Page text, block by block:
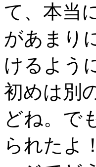
て、本当
があまり
けるよう
初めは別
どね。で
られたよ